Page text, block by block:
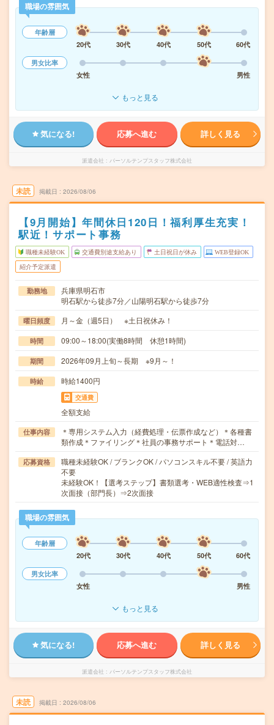
職場の雰囲気
年齢層
20代
30代 40代 50代
60代
男女比率
女性
男性
もっと見る
気になる! 応募へ進む 詳しく見る
派遣会社 パーソルテンプスタッフ株式会社
未読 掲載日 2026/08/06
【9月開始】年間休日120日！福利厚生充実！
駅近！サポート事務
職種未経験OK 交通費別途支給あり 土日祝日が休み WEB登録OK
紹介予定派遣
勤務地
兵庫県明石市
明石駅から徒歩7分／山陽明石駅から徒歩7分
曜日頻度 月～金（週5日） ※土日祝休み！
時間 09:00～18:00(実働8時間 休憩1時間)
期間 2026年09月上旬～長期 ※9月～！
時給 時給1400円
交通費
全額支給
仕事内容
＊専用システム入力（経費処理・伝票作成など）＊各種書
類作成＊ファイリング＊社員の事務サポート＊電話対…
応募資格
職種未経験OK / ブランクOK / パソコンスキル不要 / 英語力
不要
未経験OK！【選考ステップ】書類選考・WEB適性検査⇒1
次面接（部門長）⇒2次面接
職場の雰囲気
年齢層
20代
30代 40代 50代
60代
男女比率
女性
男性
もっと見る
気になる! 応募へ進む 詳しく見る
派遣会社 パーソルテンプスタッフ株式会社
未読 掲載日 2026/08/06